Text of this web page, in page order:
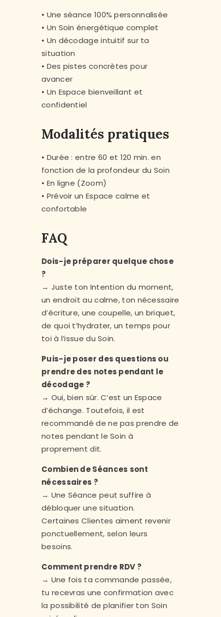
• Une séance 100% personnalisée
• Un Soin énergétique complet
• Un décodage intuitif sur ta
situation
• Des pistes concrètes pour
avancer
• Un Espace bienveillant et
confidentiel
Modalités pratiques
• Durée : entre 60 et 120 min. en
fonction de la profondeur du Soin
• En ligne (Zoom)
• Prévoir un Espace calme et
confortable
FAQ
Dois-je préparer quelque chose
?
→ Juste ton Intention du moment,
un endroit au calme, ton nécessaire
d’écriture, une coupelle, un briquet,
de quoi t’hydrater, un temps pour
toi à l’issue du Soin.
Puis-je poser des questions ou
prendre des notes pendant le
décodage ?
→ Oui, bien sûr. C’est un Espace
d’échange. Toutefois, il est
recommandé de ne pas prendre de
notes pendant le Soin à
proprement dit.
Combien de Séances sont
nécessaires ?
→ Une Séance peut suffire à
débloquer une situation.
Certaines Clientes aiment revenir
ponctuellement, selon leurs
besoins.
Comment prendre RDV ?
→ Une fois ta commande passée,
tu recevras une confirmation avec
la possibilité de planifier ton Soin